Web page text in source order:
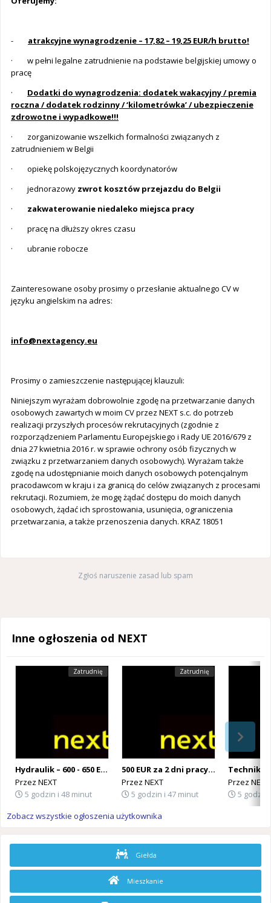
- atrakcyjne wynagrodzenie – 17,82 – 19,25 EUR/h brutto!
· w pełni legalne zatrudnienie na podstawie belgijskiej umowy o
pracę
· Dodatki do wynagrodzenia: dodatek wakacyjny / premia
roczna / dodatek rodzinny / ‘kilometrówka’ / ubezpieczenie
zdrowotne i wypadkowe!!!
· zorganizowanie wszelkich formalności związanych z
zatrudnieniem w Belgii
· opiekę polskojęzycznych koordynatorów
· jednorazowy zwrot kosztów przejazdu do Belgii
· zakwaterowanie niedaleko miejsca pracy
· pracę na dłuższy okres czasu
· ubranie robocze
Zainteresowane osoby prosimy o przesłanie aktualnego CV w
języku angielskim na adres:
info@nextagency.eu
Prosimy o zamieszczenie następującej klauzuli:
Niniejszym wyrażam dobrowolnie zgodę na przetwarzanie danych
osobowych zawartych w moim CV przez NEXT s.c. do potrzeb
realizacji przyszłych procesów rekrutacyjnych (zgodnie z
rozporządzeniem Parlamentu Europejskiego i Rady UE 2016/679 z
dnia 27 kwietnia 2016 r. w sprawie ochrony osób fizycznych w
związku z przetwarzaniem danych osobowych). Wyrażam także
zgodę na udostępnianie moich danych osobowych potencjalnym
pracodawcom w kraju i za granicą do celów związanych z procesami
rekrutacji. Rozumiem, że mogę żądać dostępu do moich danych
osobowych, żądać ich sprostowania, usunięcia, ograniczenia
przetwarzania, a także przenoszenia danych. KRAZ 18051
Zgłoś naruszenie zasad lub spam
Inne ogłoszenia od NEXT
Zatrudnię
Hydraulik – 600 - 650 EUR netto/40h (Holandia)
Przez NEXT
5 godzin i 48 minut
Zatrudnię
500 EUR za 2 dni pracy! Operator maszyn produkcyjnych – rozlew piwa (Belgia)
Przez NEXT
5 godzin i 47 minut
Przez NEXT
5 godzin
Zobacz wszystkie ogłoszenia użytkownika
Giełda
Mieszkanie